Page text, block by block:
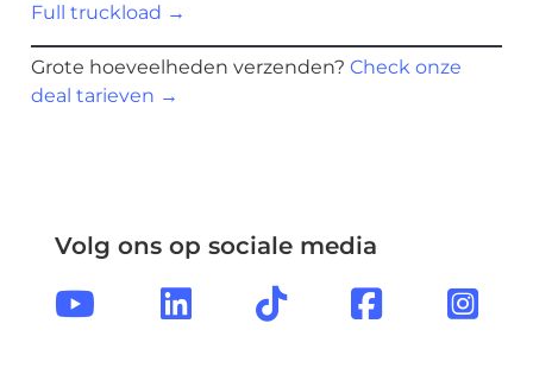
Full truckload →
Grote hoeveelheden verzenden?Check onze
deal tarieven →
Volg ons op sociale media